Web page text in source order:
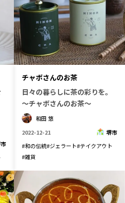
チャボさんのお茶
日々の暮らしに茶の彩りを。
～チャボさんのお茶～
和田 悠
2022-12-21
堺市
#和の伝統#ジェラート#テイクアウト
#雑貨